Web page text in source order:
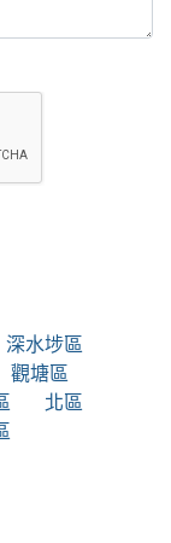
深水埗區
觀塘區
北區